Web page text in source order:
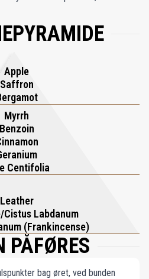
med et livligt udbrud af
som etablerer en berusende aura.
som man tror, at forestillingen
de afsluttende noter af
frem på scenen og efterlader et
og mystik.
Apple
Saffron
Myrrh
Benzoin
Centifolia
Leather
Cistus Labdanum
(Frankincense)
PÅFØRES
bag øret, ved bunden